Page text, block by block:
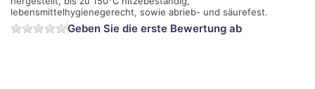
lebensmittelhygienegerecht, sowie abrieb- und säurefest.
Geben Sie die erste Bewertung ab